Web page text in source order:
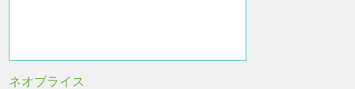
ネオブライス